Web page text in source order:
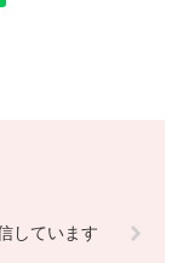
しています